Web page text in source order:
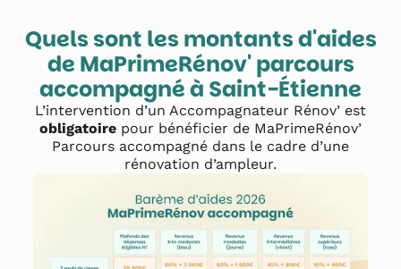
Quels sont les montants d'aides
de MaPrimeRénov' parcours
accompagné à Saint-Étienne
L’intervention d’un Accompagnateur Rénov’ est
obligatoire pour bénéficier de MaPrimeRénov’
Parcours accompagné dans le cadre d’une
rénovation d’ampleur.